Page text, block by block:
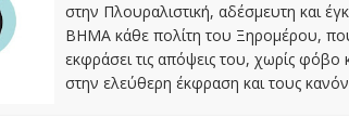
στην Πλουραλιστική, αδέσμευτη και
ΒΗΜΑ κάθε πολίτη του Ξηρομέρου,
εκφράσει τις απόψεις του, χωρίς
στην ελεύθερη έκφραση και τους